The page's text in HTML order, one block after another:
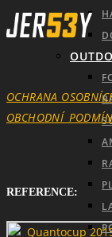
OCHRANA
REFERENCE: